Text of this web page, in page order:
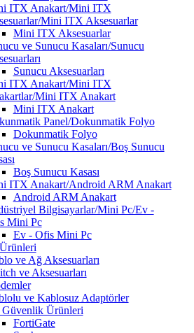
ITX Anakart/Mini ITX
Mini ITX Aksesuarlar
Mini ITX Aksesuarlar
ve Sunucu Kasaları/Sunucu
Sunucu Aksesuarları
ITX Anakart/Mini ITX
Mini ITX Anakart
Mini ITX Anakart
Panel/Dokunmatik Folyo
Dokunmatik Folyo
ve Sunucu Kasaları/Boş Sunucu
Boş Sunucu Kasası
ITX Anakart/Android ARM Anakart
Android ARM Anakart
Bilgisayarlar/Mini Pc/Ev -
Mini Pc
Ev - Ofis Mini Pc
ve Ağ Aksesuarları
ve Aksesuarları
ve Kablosuz Adaptörler
Ürünleri
FortiGate